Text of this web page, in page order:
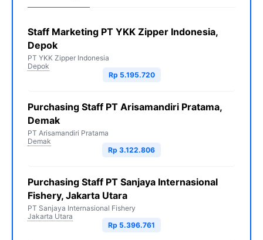
Staff Marketing PT YKK Zipper Indonesia,
Depok
PT YKK Zipper Indonesia
Depok
Rp 5.195.720
Purchasing Staff PT Arisamandiri Pratama,
Demak
PT Arisamandiri Pratama
Demak
Rp 3.122.806
Purchasing Staff PT Sanjaya Internasional
Fishery, Jakarta Utara
PT Sanjaya Internasional Fishery
Jakarta Utara
Rp 5.396.761